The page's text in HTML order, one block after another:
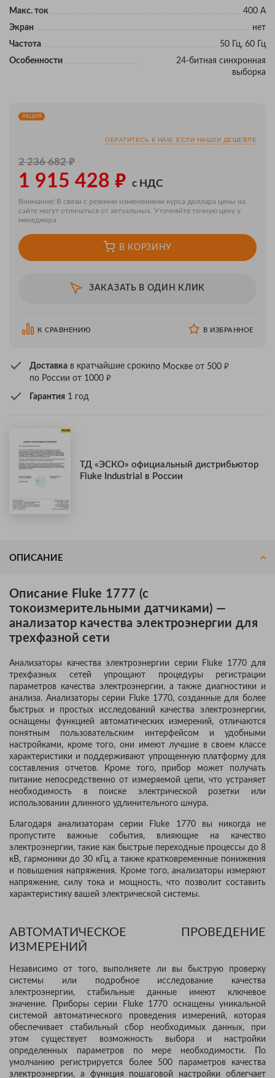
Макс. ток
400 А
Экран
нет
Частота
50 Гц, 60 Гц
Особенности
24-битная синхронная
выборка
АКЦИЯ
ОБРАТИТЕСЬ К НАМ, ЕСЛИ НАШЛИ ДЕШЕВЛЕ
2 236 682₽
1 915 428 ₽ с НДС
Внимание! В связи с резкими изменениями курса доллара цены на
сайте могут отличаться от актуальных. Уточняйте точную цену у
менеджера
В КОРЗИНУ
ЗАКАЗАТЬ В ОДИН КЛИК
К СРАВНЕНИЮ В ИЗБРАННОЕ
Доставка в кратчайшие срокипо Москве от 500 ₽
по России от 1000 ₽
Гарантия 1 год
ТД «ЭСКО» официальный дистрибьютор
Fluke Industrial в России
ОПИСАНИЕ
Описание Fluke 1777 (с
токоизмерительными датчиками) —
анализатор качества электроэнергии для
трехфазной сети
Анализаторы качества электроэнергии серии Fluke 1770 для
трехфазных сетей упрощают процедуры регистрации
параметров качества электроэнергии, а также диагностики и
анализа. Анализаторы серии Fluke 1770, созданные для более
быстрых и простых исследований качества электроэнергии,
оснащены функцией автоматических измерений, отличаются
понятным пользовательским интерфейсом и удобными
настройками, кроме того, они имеют лучшие в своем классе
характеристики и поддерживают упрощенную платформу для
составления отчетов. Кроме того, прибор может получать
питание непосредственно от измеряемой цепи, что устраняет
необходимость в поиске электрической розетки или
использовании длинного удлинительного шнура.
Благодаря анализаторам серии Fluke 1770 вы никогда не
пропустите важные события, влияющие на качество
электроэнергии, такие как быстрые переходные процессы до 8
кВ, гармоники до 30 кГц, а также кратковременные понижения
и повышения напряжения. Кроме того, анализаторы измеряют
напряжение, силу тока и мощность, что позволит составить
характеристику вашей электрической системы.
АВТОМАТИЧЕСКОЕ ПРОВЕДЕНИЕ
ИЗМЕРЕНИЙ
Независимо от того, выполняете ли вы быструю проверку
системы или подробное исследование качества
электроэнергии, стабильные данные имеют ключевое
значение. Приборы серии Fluke 1770 оснащены уникальной
системой автоматического проведения измерений, которая
обеспечивает стабильный сбор необходимых данных, при
этом существует возможность выбора и настройки
определенных параметров по мере необходимости. По
умолчанию регистрируется более 500 параметров качества
электроэнергии, а функция пошаговой настройки облегчает